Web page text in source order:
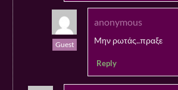
Guest
anonymous
Mην ρωτάς..πραξε
Reply